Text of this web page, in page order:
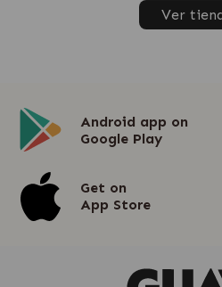
Ver
Android app on
Google Play
Get on
App Store